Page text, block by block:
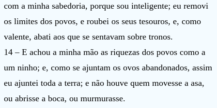
com a minha sabedoria, porque sou inteligente; eu removi
os limites dos povos, e roubei os seus tesouros, e, como
valente, abati aos que se sentavam sobre tronos.
14 – E achou a minha mão as riquezas dos povos como a
um ninho; e, como se ajuntam os ovos abandonados, assim
eu ajuntei toda a terra; e não houve quem movesse a asa,
ou abrisse a boca, ou murmurasse.